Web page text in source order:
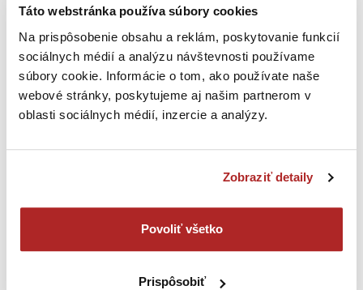
Táto webstránka používa súbory cookies
Na prispôsobenie obsahu a reklám, poskytovanie funkcií
sociálnych médií a analýzu návštevnosti používame
súbory cookie. Informácie o tom, ako používate naše
webové stránky, poskytujeme aj našim partnerom v
oblasti sociálnych médií, inzercie a analýzy.
Zobraziť detaily
Povoliť všetko
Prispôsobiť
TCA CHEF INSTRUCTOR
PROFESSIONELLER ANSATZ UND ERFAHRUNG